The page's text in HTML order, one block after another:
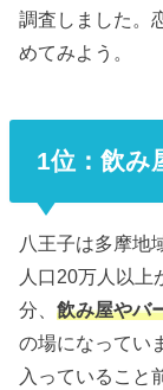
調査しました。
めてみよう。
1位：飲み
八王子は多摩地
人口20万人以上
分、飲み屋やバ
の場になってい
入っていること